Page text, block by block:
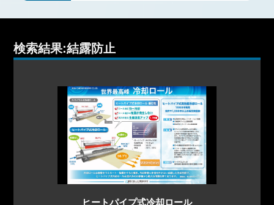
検索結果:結露防止
ヒートパイプ式冷却ロール